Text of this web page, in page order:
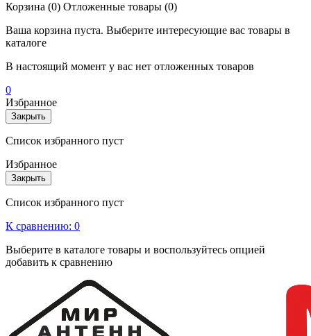
Корзина (0) Отложенные товары (0)
Ваша корзина пуста. Выберите интересующие вас товары в
каталоге
В настоящий момент у вас нет отложенных товаров
0
Избранное
Закрыть
Список избранного пуст
Избранное
Закрыть
Список избранного пуст
К сравнению: 0
Выберите в каталоге товары и воспользуйтесь опцией
добавить к сравнению